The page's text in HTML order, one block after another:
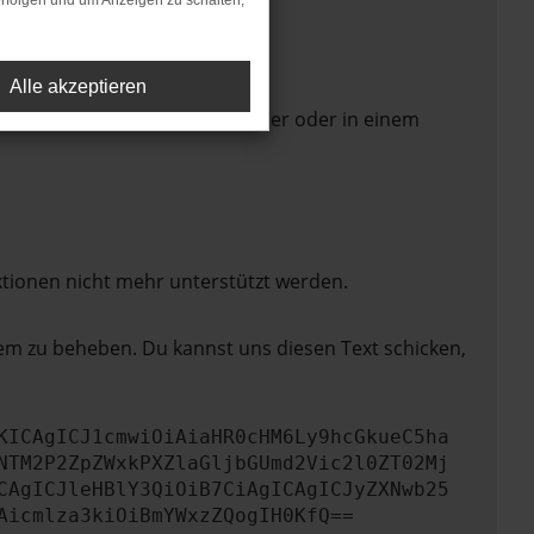
in einem anderen Browser oder in einem
nicht mehr unterstützt werden.
zu beheben. Du kannst uns diesen Text schicken,
Alle akzeptieren